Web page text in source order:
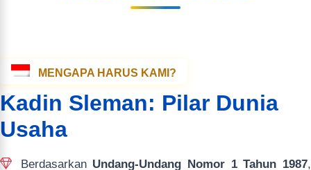
MENGAPA HARUS KAMI?
Kadin Sleman: Pilar Dunia
Usaha
Berdasarkan Undang-Undang Nomor 1 Tahun 1987,